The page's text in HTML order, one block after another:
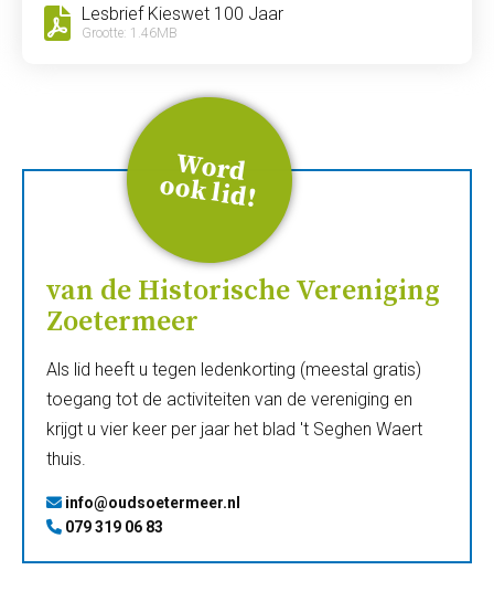
Lesbrief Kieswet 100 Jaar
Grootte: 1.46MB
W
ord
ook
lid
!
van de Historische Vereniging
Zoetermeer
Als lid heeft u tegen ledenkorting (meestal gratis)
toegang tot de activiteiten van de vereniging en
krijgt u vier keer per jaar het blad 't Seghen Waert
thuis.
info@oudsoetermeer.nl
079 319 06 83